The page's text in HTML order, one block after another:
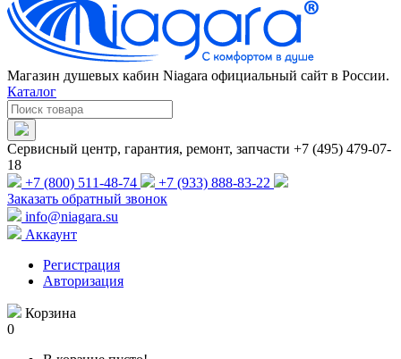
Магазин душевых кабин Niagara официальный сайт в России.
Каталог
Сервисный центр, гарантия, ремонт, запчасти +7 (495) 479-07-
18
+7 (800) 511-48-74
+7 (933) 888-83-22
Заказать обратный звонок
info@niagara.su
Аккаунт
Регистрация
Авторизация
Корзина
0